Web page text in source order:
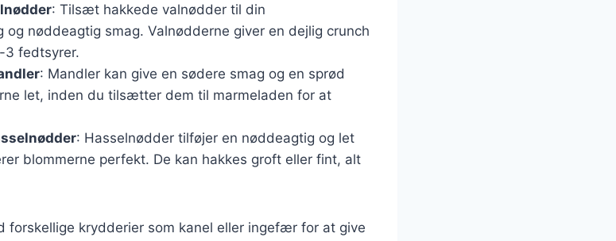
: Tilsæt hakkede valnødder til din
og nøddeagtig smag. Valnødderne giver en dejlig crunch
3 fedtsyrer.
: Mandler kan give en sødere smag og en sprød
let, inden du tilsætter dem til marmeladen for at
: Hasselnødder tilføjer en nøddeagtig og let
blommerne perfekt. De kan hakkes groft eller fint, alt
forskellige krydderier som kanel eller ingefær for at give